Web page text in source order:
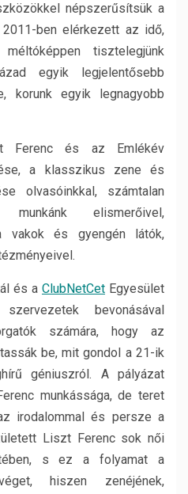
népszerűsítsük a
ben elérkezett az idő,
tisztelegjünk
egyik legjelentősebb
korunk egyik legnagyobb
Ferenc és az Emlékév
a klasszikus zene és
olvasóinkkal, számtalan
elismerőivel,
vakok és gyengén látók,
és a ClubNetCet Egyesület
bevonásával
számára, hogy az
be, mit gondol a 21-ik
géniuszról. A pályázat
munkássága, de teret
irodalommal és persze a
Liszt Ferenc sok női
s ez a folyamat a
hiszen zenéjének,